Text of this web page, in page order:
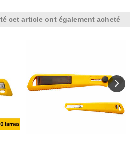
cet article ont également acheté